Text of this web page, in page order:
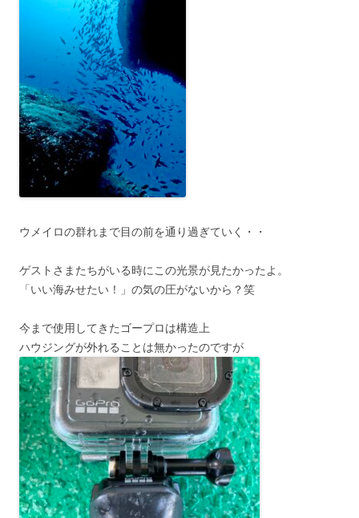
ウメイロの群れまで目の前を通り過ぎていく・・
ゲストさまたちがいる時にこの光景が見たかったよ。
「いい海みせたい！」の気の圧がないから？笑
今まで使用してきたゴープロは構造上
ハウジングが外れることは無かったのですが